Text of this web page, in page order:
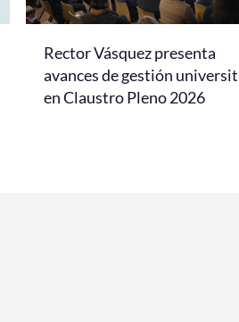
Rector Vásquez presenta
avances de gestión
en Claustro Pleno 2026